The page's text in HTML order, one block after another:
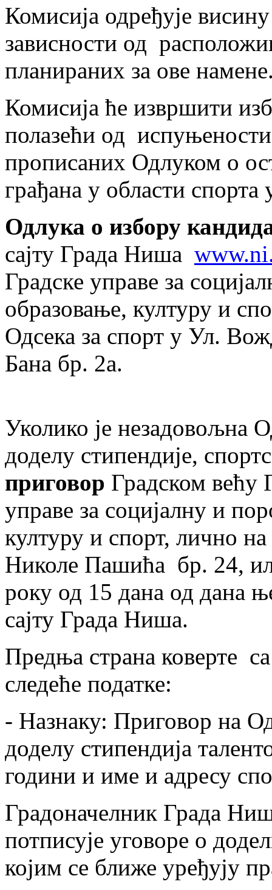
Комисија одређује
зависности од
планираних за ове
Комисија ће извршити
полазећи од
прописаних Одлуком о
грађана у области
Одлука о избору
сајту Града Ниша www.ni
Градске управе за
образовање, културу и
Одсека за спорт у Ул.
Бана бр. 2а.
Уколико је незадовољна
доделу стипендије,
приговор Градском већу
управе за социјалну и
културу и спорт, лично
Николе Пашића бр. 24,
року од 15 дана од дана
сајту Града Ниша.
Предња страна коверте
следеће податке:
- Назнаку: Приговор на
доделу стипендија
години и име и адресу
Градоначелник Града
потписује уговоре о
којим се ближе уређују